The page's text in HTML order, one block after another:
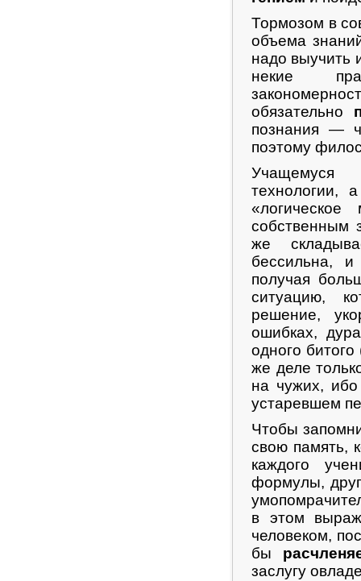
Тормозом в
объема
надо выучить
некие
обязательно
познания —
поэтому
Учащемуся
технологии,
собственным
же
бессильна,
получая
ситуацию,
решение,
ошибках,
одного
же деле
на чужих,
устаревшем
Чтобы
свою память,
каждого
формулы,
в этом
человеком,
бы
заслугу